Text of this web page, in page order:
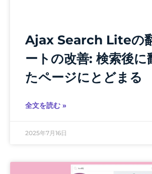
Ajax Search Liteの
ートの改善: 検索後に
たページにとどまる
全文を読む »
2025年7月16日